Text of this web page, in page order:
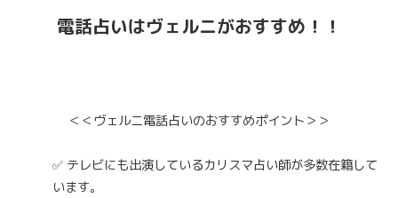
電話占いはヴェルニがおすすめ！！
＜＜ヴェルニ電話占いのおすすめポイント＞＞
✅ テレビにも出演しているカリスマ占い師が多数在籍して
います。